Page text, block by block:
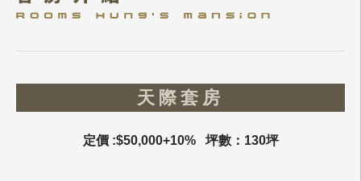
天際套房
定價 :$50,000+10% 坪數：130坪